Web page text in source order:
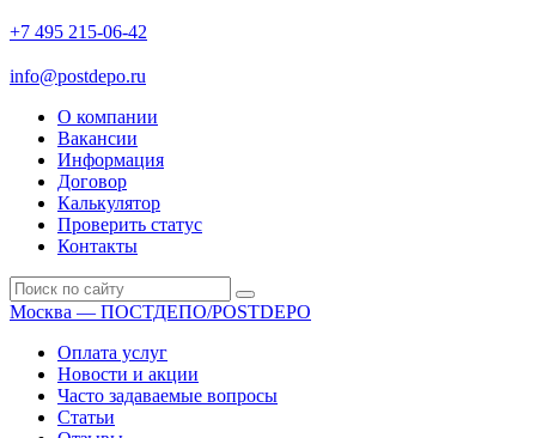
+7 495 215-06-42
info@postdepo.ru
О компании
Вакансии
Информация
Договор
Калькулятор
Проверить статус
Контакты
Москва — ПОСТДЕПО/POSTDEPO
Оплата услуг
Новости и акции
Часто задаваемые вопросы
Статьи